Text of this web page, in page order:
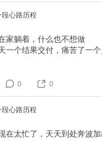
心路历程
家躺着，什么也不想做
一个结果交付，痛苦了一
0 0
心路历程
在太忙了，天天到处奔波